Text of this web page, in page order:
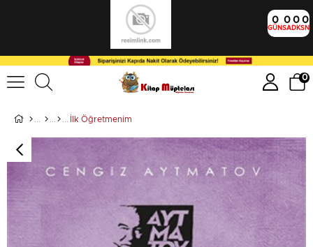
0
GÜN
0
SA
0
DK
0
SN
0
İlk Öğretmenim